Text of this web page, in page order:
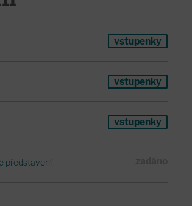
vstupenky
vstupenky
vstupenky
představení